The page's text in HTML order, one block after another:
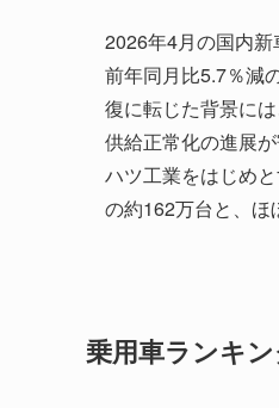
2026年4月の国内
前年同月比5.7％減
復に転じた背景に
供給正常化の進展
ハツ工業をはじめ
の約162万台と、ほ
乗用車ランキン